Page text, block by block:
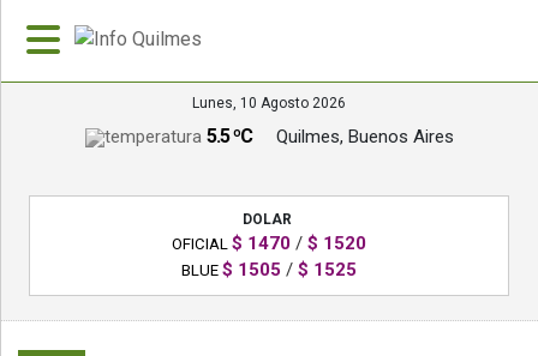
Lunes, 10 Agosto 2026
5.5 ºC Quilmes, Buenos Aires
DOLAR
OFICIAL $ 1470 / $ 1520
BLUE $ 1505 / $ 1525